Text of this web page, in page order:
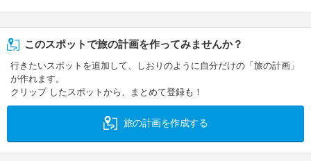
このスポットで旅の計画を作ってみませんか？
行きたいスポットを追加して、しおりのように自分だけの「旅の計画」
が作れます。
クリップ したスポットから、まとめて登録も！
旅の計画を作成する